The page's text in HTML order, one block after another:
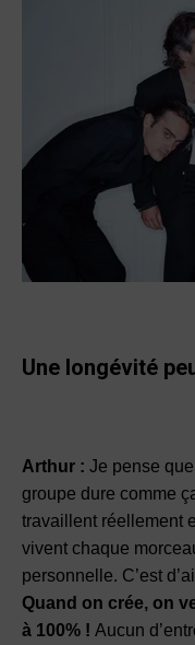
Une longévité
Arthur : Je pense que
groupe dure comme
travaillent réellement
vivent chaque
personnelle. C’est
Quand on crée, on
à 100% ! Aucun